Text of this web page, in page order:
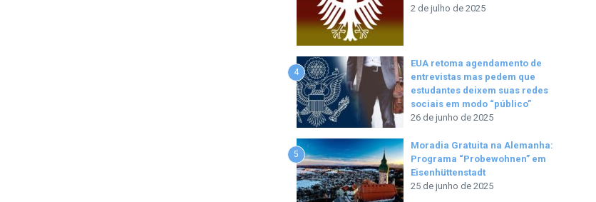
2 de julho de 2025
4
EUA retoma agendamento de
entrevistas mas pedem que
estudantes deixem suas redes
sociais em modo “público”
26 de junho de 2025
5
Moradia Gratuita na Alemanha:
Programa “Probewohnen” em
Eisenhüttenstadt
25 de junho de 2025